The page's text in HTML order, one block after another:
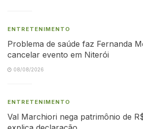
ENTRETENIMENTO
Problema de saúde faz Fernanda
cancelar evento em Niterói
08/08/2026
ENTRETENIMENTO
Val Marchiori nega patrimônio de